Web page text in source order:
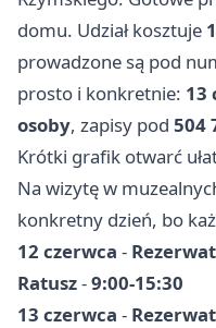
domu. Udział kosztuje
prowadzone są pod
prosto i konkretnie: 13
osoby, zapisy pod 504
Krótki grafik otwarć
Na wizytę w
konkretny dzień, bo
12 czerwca -
Ratusz-9:00-15:30
13 czerwca -